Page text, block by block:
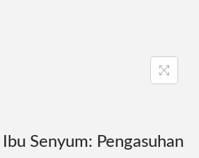
Senyum: Pengasuhan